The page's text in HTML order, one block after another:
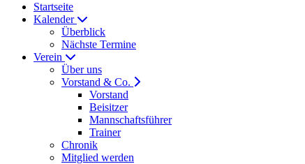
Startseite
Kalender
Überblick
Nächste Termine
Verein
Über uns
Vorstand & Co.
Vorstand
Beisitzer
Mannschaftsführer
Trainer
Chronik
Mitglied werden